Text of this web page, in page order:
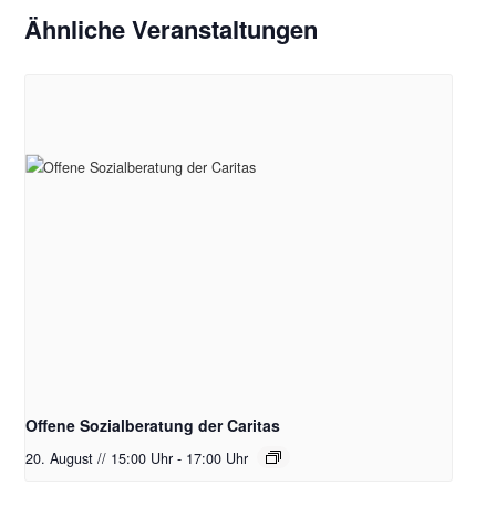
Ähnliche Veranstaltungen
Offene Sozialberatung der Caritas
20. August // 15:00 Uhr - 17:00 Uhr